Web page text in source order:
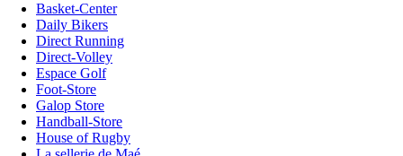
Basket-Center
Daily Bikers
Direct Running
Direct-Volley
Espace Golf
Foot-Store
Galop Store
Handball-Store
House of Rugby